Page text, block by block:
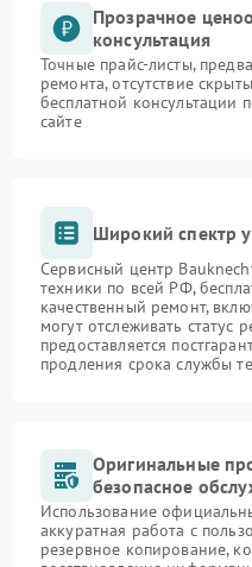
Прозрачное
консультация
Точные прайс-листы,
ремонта, отсутствие
бесплатной консультации
сайте
Широкий спектр
Сервисный центр
техники по всей РФ,
качественный ремонт,
могут отслеживать статус
предоставляется
продления срока службы
Оригинальные
безопасное
Использование
аккуратная работа с
резервное копирование,